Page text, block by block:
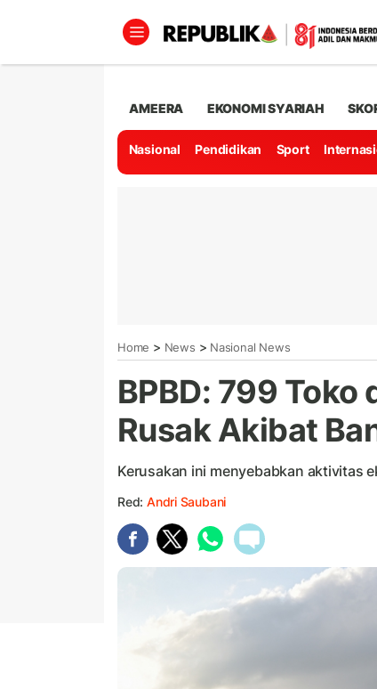
AMEERA EKONOMI SYARIAH
Nasional Pendidikan Sport
Home > News > Nasional News
BPBD: 799
Rusak Akibat
Kerusakan ini menyebabkan aktivitas
Red: Andri Saubani